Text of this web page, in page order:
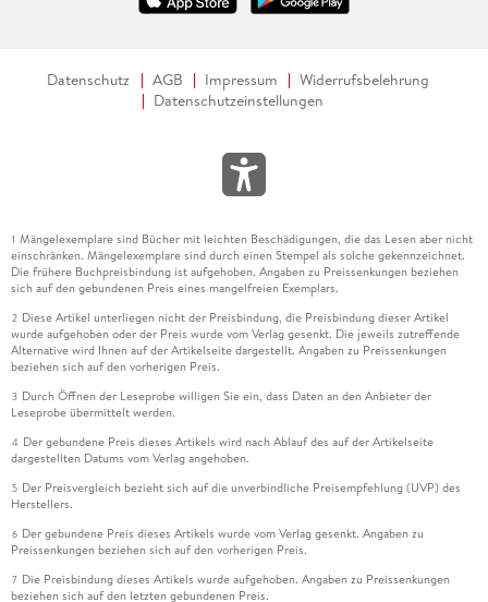
Datenschutz AGB Impressum
Widerrufsbelehrung
Datenschutzeinstellungen
1 Mängelexemplare sind Bücher mit leichten Beschädigungen, die das Lesen aber nicht
einschränken. Mängelexemplare sind durch einen Stempel als solche gekennzeichnet.
Die frühere Buchpreisbindung ist aufgehoben. Angaben zu Preissenkungen beziehen
sich auf den gebundenen Preis eines mangelfreien Exemplars.
2 Diese Artikel unterliegen nicht der Preisbindung, die Preisbindung dieser Artikel
wurde aufgehoben oder der Preis wurde vom Verlag gesenkt. Die jeweils zutreffende
Alternative wird Ihnen auf der Artikelseite dargestellt. Angaben zu Preissenkungen
beziehen sich auf den vorherigen Preis.
3 Durch Öffnen der Leseprobe willigen Sie ein, dass Daten an den Anbieter der
Leseprobe übermittelt werden.
4 Der gebundene Preis dieses Artikels wird nach Ablauf des auf der Artikelseite
dargestellten Datums vom Verlag angehoben.
5 Der Preisvergleich bezieht sich auf die unverbindliche Preisempfehlung (UVP) des
Herstellers.
6 Der gebundene Preis dieses Artikels wurde vom Verlag gesenkt. Angaben zu
Preissenkungen beziehen sich auf den vorherigen Preis.
7 Die Preisbindung dieses Artikels wurde aufgehoben. Angaben zu Preissenkungen
beziehen sich auf den letzten gebundenen Preis.